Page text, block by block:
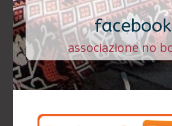
facebook
associazione no